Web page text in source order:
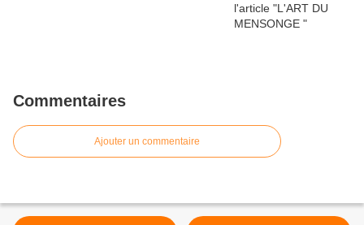
Commentaires
Ajouter un commentaire